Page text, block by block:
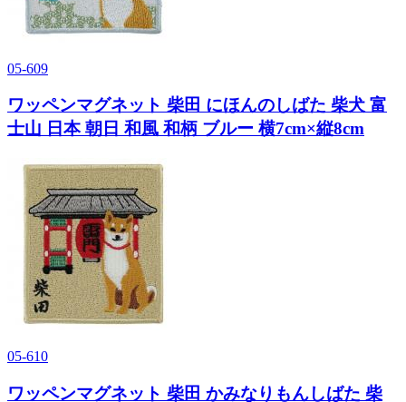
05-609
ワッペンマグネット 柴田 にほんのしばた 柴犬 富
士山 日本 朝日 和風 和柄 ブルー 横7cm×縦8cm
05-610
ワッペンマグネット 柴田 かみなりもんしばた 柴